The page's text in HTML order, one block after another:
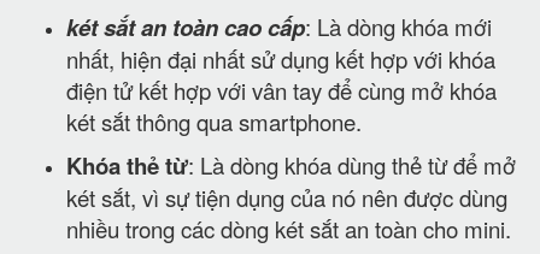
két sắt an toàn cao cấp: Là dòng khóa mới
nhất, hiện đại nhất sử dụng kết hợp với khóa
điện tử kết hợp với vân tay để cùng mở khóa
két sắt thông qua smartphone.
Khóa thẻ từ: Là dòng khóa dùng thẻ từ để mở
két sắt, vì sự tiện dụng của nó nên được dùng
nhiều trong các dòng két sắt an toàn cho mini.